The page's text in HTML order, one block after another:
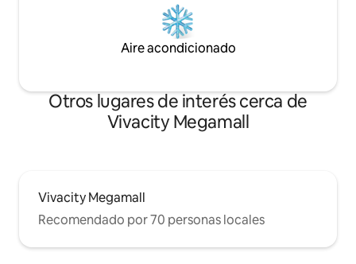
Aire acondicionado
Otros lugares de interés cerca de
Vivacity Megamall
Vivacity Megamall
Recomendado por 70 personas locales